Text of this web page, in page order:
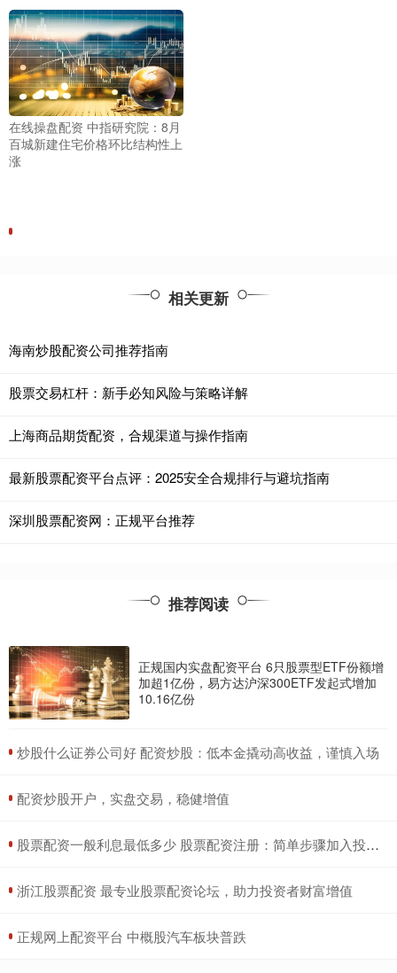
在线操盘配资 中指研究院：8月
百城新建住宅价格环比结构性上
涨
相关更新
海南炒股配资公司推荐指南
股票交易杠杆：新手必知风险与策略详解
上海商品期货配资，合规渠道与操作指南
最新股票配资平台点评：2025安全合规排行与避坑指南
深圳股票配资网：正规平台推荐
推荐阅读
正规国内实盘配资平台 6只股票型ETF份额增
加超1亿份，易方达沪深300ETF发起式增加
10.16亿份
​炒股什么证券公司好 配资炒股：低本金撬动高收益，谨慎入场
​配资炒股开户，实盘交易，稳健增值
​股票配资一般利息最低多少 股票配资注册：简单步骤加入投资行列
​浙江股票配资 最专业股票配资论坛，助力投资者财富增值
​正规网上配资平台 中概股汽车板块普跌